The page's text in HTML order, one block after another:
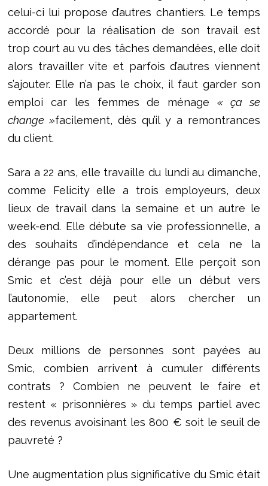
celui-ci lui propose d’autres chantiers. Le temps
accordé pour la réalisation de son travail est
trop court au vu des tâches demandées, elle doit
alors travailler vite et parfois d’autres viennent
s’ajouter. Elle n’a pas le choix, il faut garder son
emploi car les femmes de ménage« ça se
change »facilement, dès qu’il y a remontrances
du client.
Sara a 22 ans, elle travaille du lundi au dimanche,
comme Felicity elle a trois employeurs, deux
lieux de travail dans la semaine et un autre le
week-end. Elle débute sa vie professionnelle, a
des souhaits d’indépendance et cela ne la
dérange pas pour le moment. Elle perçoit son
Smic et c’est déjà pour elle un début vers
l’autonomie, elle peut alors chercher un
appartement.
Deux millions de personnes sont payées au
Smic, combien arrivent à cumuler différents
contrats ? Combien ne peuvent le faire et
restent « prisonnières » du temps partiel avec
des revenus avoisinant les 800 € soit le seuil de
pauvreté ?
Une augmentation plus significative du Smic était